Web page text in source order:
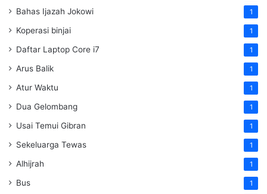
Bahas Ijazah Jokowi 1
Koperasi binjai 1
Daftar Laptop Core i7 1
Arus Balik 1
Atur Waktu 1
Dua Gelombang 1
Usai Temui Gibran 1
Sekeluarga Tewas 1
Alhijrah 1
Bus 1